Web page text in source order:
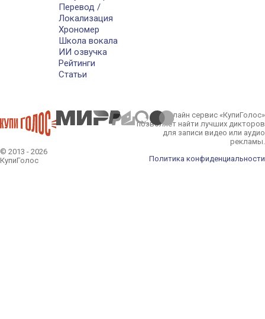
Перевод /
Локализация
Хрономер
Школа вокала
ИИ озвучка
Рейтинги
Статьи
© 2013 - 2026
КупиГолос
Онлайн сервис «КупиГолос»
позволяет найти лучших дикторов
для записи видео или аудио
рекламы.
Политика конфиденциальности